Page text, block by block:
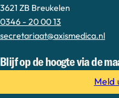
3621 ZB Breukelen
0346 - 20 00 13
secretariaat@axismedica.nl
Blijf op de hoogte via de
Meld